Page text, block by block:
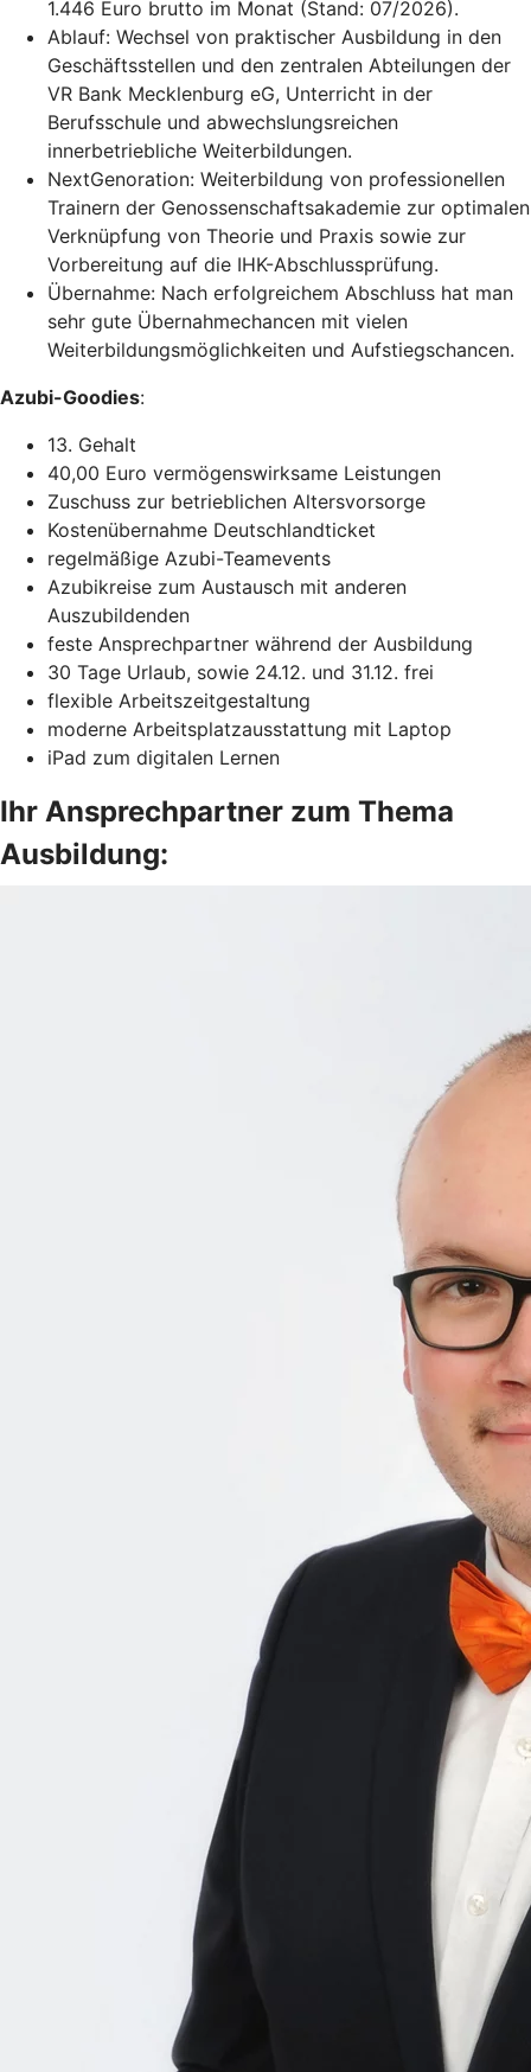
1.446 Euro brutto im Monat (Stand: 07/2026).
Ablauf: Wechsel von praktischer Ausbildung in den
Geschäftsstellen und den zentralen Abteilungen der
VR Bank Mecklenburg eG, Unterricht in der
Berufsschule und abwechslungsreichen
innerbetriebliche Weiterbildungen.
NextGenoration: Weiterbildung von professionellen
Trainern der Genossenschaftsakademie zur optimalen
Verknüpfung von Theorie und Praxis sowie zur
Vorbereitung auf die IHK-Abschlussprüfung.
Übernahme: Nach erfolgreichem Abschluss hat man
sehr gute Übernahmechancen mit vielen
Weiterbildungsmöglichkeiten und Aufstiegschancen.
Azubi-Goodies:
13. Gehalt
40,00 Euro vermögenswirksame Leistungen
Zuschuss zur betrieblichen Altersvorsorge
Kostenübernahme Deutschlandticket
regelmäßige Azubi-Teamevents
Azubikreise zum Austausch mit anderen
Auszubildenden
feste Ansprechpartner während der Ausbildung
30 Tage Urlaub, sowie 24.12. und 31.12. frei
flexible Arbeitszeitgestaltung
moderne Arbeitsplatzausstattung mit Laptop
iPad zum digitalen Lernen
Ihr Ansprechpartner zum Thema
Ausbildung: